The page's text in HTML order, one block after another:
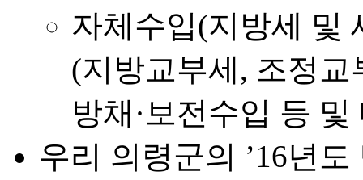
자체수입(지방세 및
(지방교부세, 조정교
방채·보전수입 등
우리 의령군의 ’16년